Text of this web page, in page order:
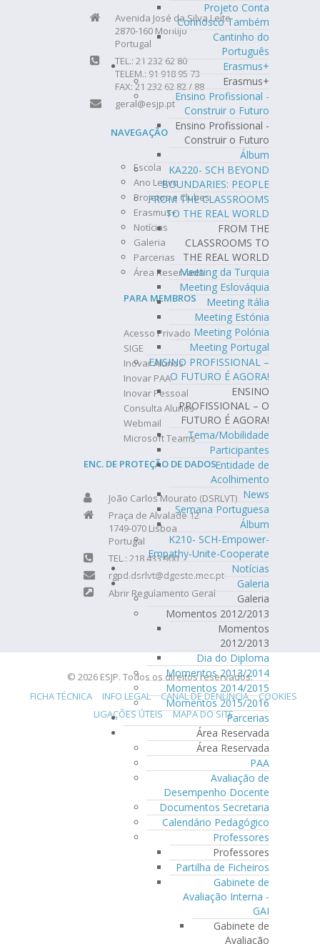
Projeto Conta
Connosco Também
Cantinho do
Português
Erasmus+
Erasmus+
Ensino Profissional -
Construir o Futuro
Ensino Profissional -
Construir o Futuro
Álbum
KA220- SCH BEYOND
BOUNDARIES: PEOPLE
FROM THE CLASSROOMS
TO THE REAL WORLD
FROM THE
CLASSROOMS TO
THE REAL WORLD
Meeting da Turquia
Meeting Eslováquia
Meeting Itália
Meeting Estónia
Meeting Polónia
Meeting Portugal
ENSINO PROFISSIONAL –
O FUTURO É AGORA!
ENSINO
PROFISSIONAL – O
FUTURO É AGORA!
Tema/Mobilidade
Participantes
Entidade de
Acolhimento
News
Semana Portuguesa
Álbum
K210- SCH-Empower-
Empathy-Unite-Cooperate
Notícias
Galeria
Galeria
Momentos 2012/2013
Momentos
2012/2013
Dia do Diploma
Momentos 2013/2014
Momentos 2014/2015
Momentos 2015/2016
Parcerias
Área Reservada
Área Reservada
PAA
Avaliação de
Desempenho Docente
Documentos Secretaria
Calendário Pedagógico
Professores
Professores
Partilha de Ficheiros
Gabinete de
Avaliação Interna -
GAI
Gabinete de
Avaliação
Avenida José da Silva Leite
2870-160 Montijo
Portugal
TEL.: 21 232 62 80
TELEM.: 91 918 95 73
FAX: 21 232 62 82 / 88
geral@esjp.pt
NAVEGAÇÃO
Escola
Ano Letivo
Projetos e Clubes
Erasmus+
Notícias
Galeria
Parcerias
Área Reservada
PARA MEMBROS
Acesso Privado
SIGE
Inovar Alunos
Inovar PAA
Inovar Pessoal
Consulta Alunos
Webmail
Microsoft Teams
ENC. DE PROTEÇÃO DE DADOS
João Carlos Mourato (DSRLVT)
Praça de Alvalade 12
1749-070 Lisboa
Portugal
TEL.: 218 433 900
rgpd.dsrlvt@dgeste.mec.pt
Abrir Regulamento Geral
© 2026 ESJP. Todos os direitos reservados.
FICHA TÉCNICA
INFO LEGAL CANAL DE DENÚNCIA
COOKIES
LIGAÇÕES ÚTEIS
MAPA DO SITE